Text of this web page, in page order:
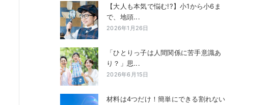
【大人も本気で悩む!?】小1から小6ま
で、地頭...
2026年1月26日
「ひとりっ子は人間関係に苦手意識あ
り？」思...
2026年6月15日
材料は4つだけ！簡単にできる割れない